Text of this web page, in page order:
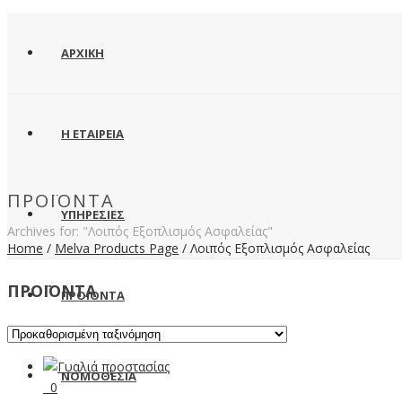
ΑΡΧΙΚΗ
Η ΕΤΑΙΡΕΙΑ
ΥΠΗΡΕΣΙΕΣ
ΠΡΟΪΟΝΤΑ
ΝΟΜΟΘΕΣΙΑ
ΠΡΟΪΌΝΤΑ
Archives for: "Λοιπός Εξοπλισμός Ασφαλείας"
Home / Melva Products Page / Λοιπός Εξοπλισμός Ασφαλείας
ΠΡΟΪΟΝΤΑ
0